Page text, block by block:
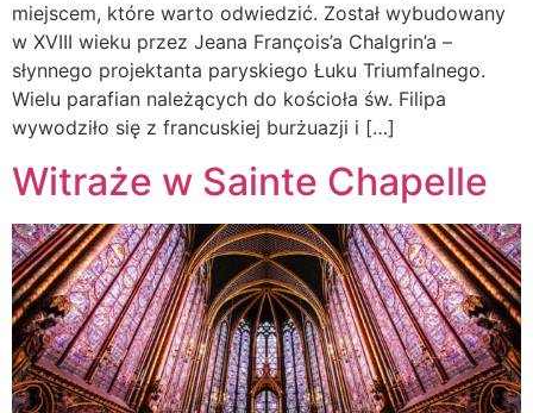
miejscem, które warto odwiedzić. Został wybudowany
w XVIII wieku przez Jeana François’a Chalgrin’a –
słynnego projektanta paryskiego Łuku Triumfalnego.
Wielu parafian należących do kościoła św. Filipa
wywodziło się z francuskiej burżuazji i […]
Witraże w Sainte Chapelle